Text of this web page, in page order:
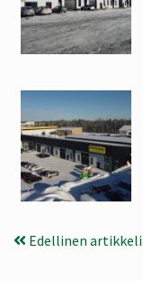
Edellinen artikkeli